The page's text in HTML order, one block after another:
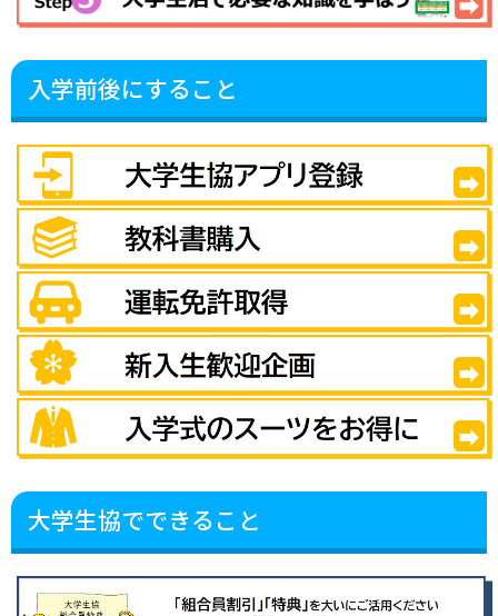
入学前後にすること
大学生協でできること